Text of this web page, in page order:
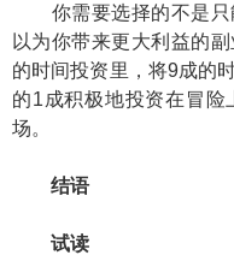
你需要选择的不是只
以为你带来更大利益的
的时间投资里，将9成的
的1成积极地投资在冒险
场。
结语
试读